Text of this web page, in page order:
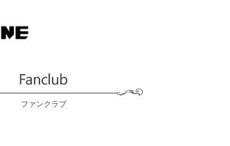
ファンクラブ